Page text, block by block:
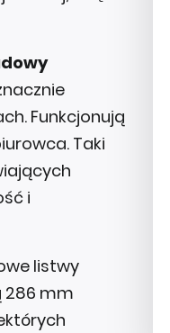
Funkcjonują
Taki
i
listwy
286 mm